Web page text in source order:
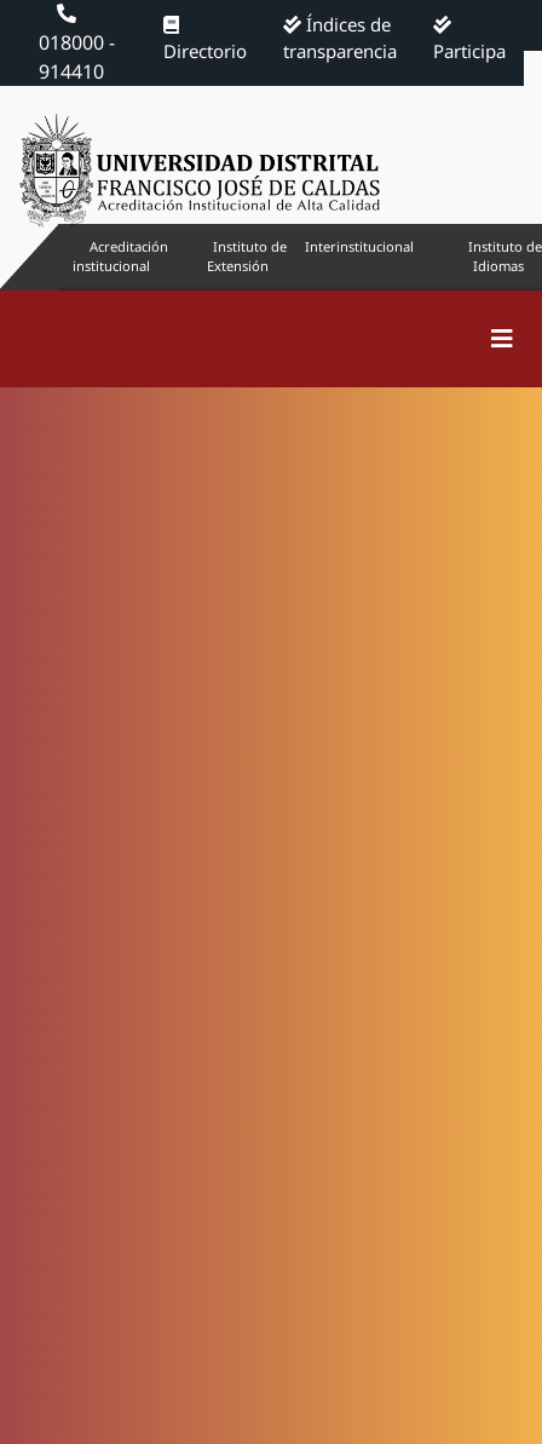
018000 -
914410
Directorio
Índices de
transparencia
Participa
Acreditación
institucional
Instituto de
Extensión
Interinstitucional
Instituto de
Idiomas